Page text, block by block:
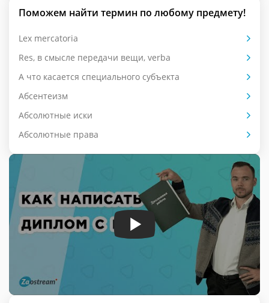
Поможем найти термин по любому предмету!
Lex mercatoria
Res, в смысле передачи вещи, verba
А что касается специального субъекта
Абсентеизм
Абсолютные иски
Абсолютные права